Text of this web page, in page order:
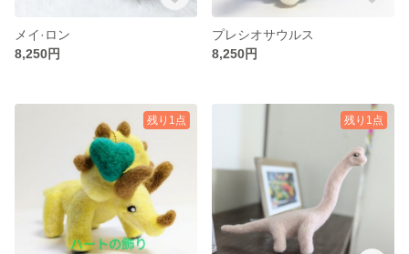
メイ·ロン
8,250円
プレシオサウルス
8,250円
残り1点 残り1点